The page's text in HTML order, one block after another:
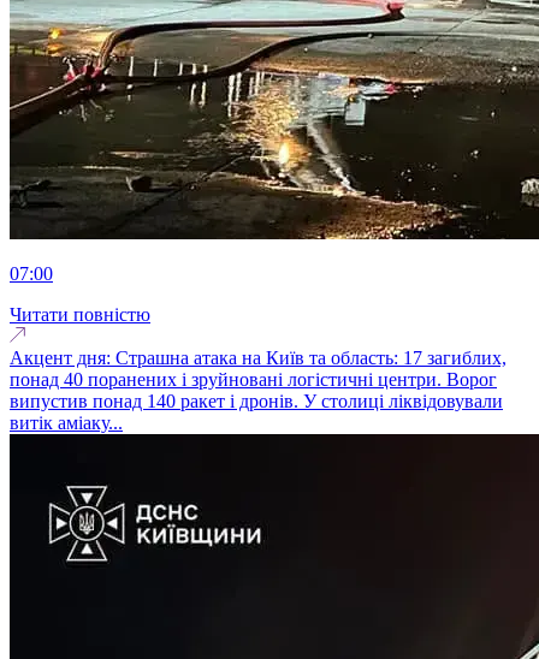
07:00
Читати повністю
Акцент дня: Страшна атака на Київ та область: 17 загиблих,
понад 40 поранених і зруйновані логістичні центри. Ворог
випустив понад 140 ракет і дронів. У столиці ліквідовували
витік аміаку...